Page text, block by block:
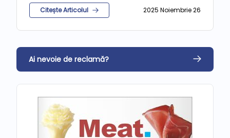
Citește Articolul 2025 Noiembrie 26
Ai nevoie de reclamă?